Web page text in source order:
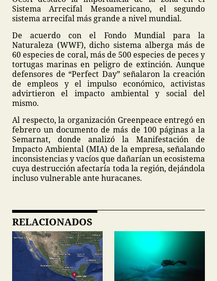
Sistema Arrecifal Mesoamericano, el segundo
sistema arrecifal más grande a nivel mundial.
De acuerdo con el Fondo Mundial para la
Naturaleza (WWF), dicho sistema alberga más de
60 especies de coral, más de 500 especies de peces y
tortugas marinas en peligro de extinción. Aunque
defensores de “Perfect Day” señalaron la creación
de empleos y el impulso económico, activistas
advirtieron el impacto ambiental y social del
mismo.
Al respecto, la organización Greenpeace entregó en
febrero un documento de más de 100 páginas a la
Semarnat, donde analizó la Manifestación de
Impacto Ambiental (MIA) de la empresa, señalando
inconsistencias y vacíos que dañarían un ecosistema
cuya destrucción afectaría toda la región, dejándola
incluso vulnerable ante huracanes.
RELACIONADOS